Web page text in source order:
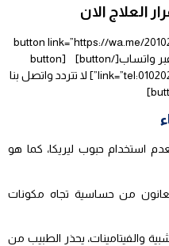
العلاج الان
[button link=”https://wa.me/
newwindow=”yes”] تواصل معنا عبر واتساب[/button] [button
link=”tel:01020226226″ type=”big” newwindow=”yes”] لا تتردد واتصل بنا
استخدام حبوب ليريكا، كما هو
من حساسية تجاه مكونات
والفيتامينات، يحذر الطبيب من